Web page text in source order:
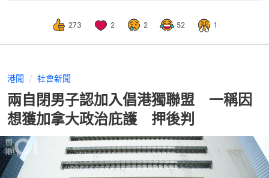
273 2 2 52 1
港聞 社會新聞
兩自閉男子認加入倡港獨聯盟 一稱因
想獲加拿大政治庇護 押後判